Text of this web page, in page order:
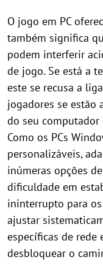
O jogo em PC
também significa
podem interferir
de jogo. Se está a
este se recusa a
jogadores se estão
do seu
Como os PCs
personalizáveis,
inúmeras opções
dificuldade em
ininterrupto para
ajustar
específicas de rede
desbloquear o